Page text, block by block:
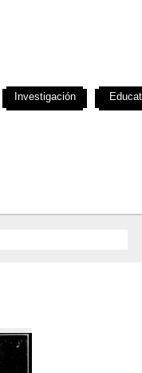
Investigación